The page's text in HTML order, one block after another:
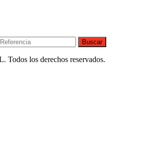
Buscar
Todos los derechos reservados.